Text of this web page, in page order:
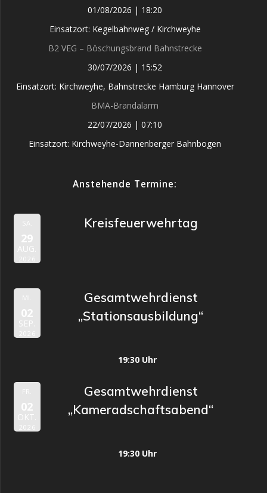
01/08/2026 | 18:20
Einsatzort: Kegelbahnweg / Kirchweyhe
B2 VEG – Böschungsbrand Bahnstrecke
30/07/2026 | 15:52
Einsatzort: Kirchweyhe, Bahnstrecke Hamburg Hannover
BMA-Brandalarm
22/07/2026 | 07:10
Einsatzort: Kirchweyhe-Dannenberger Bahnbogen
Anstehende Termine:
SA.
29
AUG.
2026
Kreisfeuerwehrtag
MI.
02
SEP.
2026
Gesamtwehrdienst
„Stationsausbildung“
19:30 Uhr
FR.
02
OKT.
2026
Gesamtwehrdienst
„Kameradschaftsabend“
19:30 Uhr